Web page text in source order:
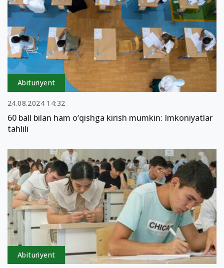
Abituriyent
24.08.2024 14:32
60 ball bilan ham o‘qishga kirish mumkin: Imkoniyatlar
tahlili
Abituriyent